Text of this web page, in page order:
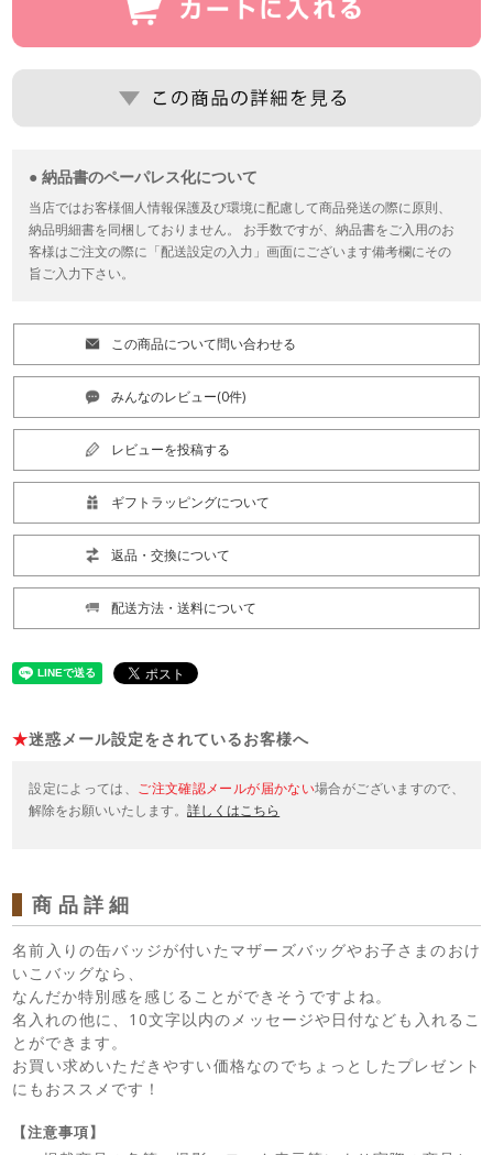
● 納品書のペーパレス化について
当店ではお客様個人情報保護及び環境に配慮して商品発送の際に原則、
納品明細書を同梱しておりません。 お手数ですが、納品書をご入用のお
客様はご注文の際に「配送設定の入力」画面にございます備考欄にその
旨ご入力下さい。
この商品について問い合わせる
みんなのレビュー(0件)
レビューを投稿する
ギフトラッピングについて
返品・交換について
配送方法・送料について
★迷惑メール設定をされているお客様へ
設定によっては、 ご注文確認メールが届かない場合がございますので、
解除をお願いいたします。詳しくはこちら
商品詳細
名前入りの缶バッジが付いたマザーズバッグやお子さまのおけ
いこバッグなら、
なんだか特別感を感じることができそうですよね。
名入れの他に、10文字以内のメッセージや日付なども入れるこ
とができます。
お買い求めいただきやすい価格なのでちょっとしたプレゼント
にもおススメです！
【注意事項】